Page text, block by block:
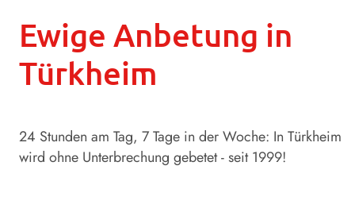
Ewige Anbetung in
Türkheim
24 Stunden am Tag, 7 Tage in der Woche: In Türkheim
wird ohne Unterbrechung gebetet - seit 1999!